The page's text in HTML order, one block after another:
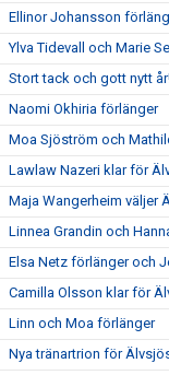
Ellinor Johansson
Ylva Tidevall och Marie
Stort tack och gott nytt
Naomi Okhiria förlänger
Moa Sjöström och
Lawlaw Nazeri klar för
Maja Wangerheim väljer
Linnea Grandin och
Elsa Netz förlänger och
Camilla Olsson klar för
Linn och Moa förlänger
Nya tränartrion för